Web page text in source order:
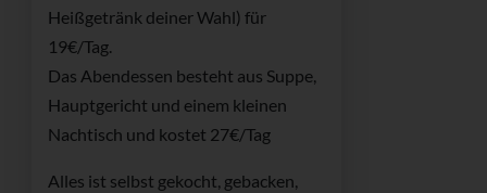
Heißgetränk deiner Wahl) für
19€/Tag.
Das Abendessen besteht aus Suppe,
Hauptgericht und einem kleinen
Nachtisch und kostet 27€/Tag
Alles ist selbst gekocht, gebacken,